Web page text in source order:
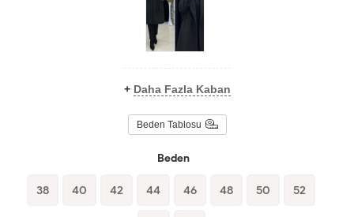
+ Daha Fazla Kaban
Beden Tablosu
Beden
38 40 42 44 46 48 50 52